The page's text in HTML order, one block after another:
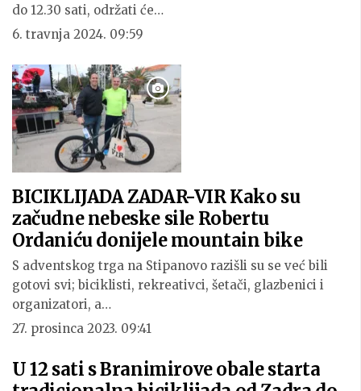
do 12.30 sati, održati će…
6. travnja 2024. 09:59
BICIKLIJADA ZADAR-VIR Kako su
začudne nebeske sile Robertu
Ordaniću donijele mountain bike
S adventskog trga na Stipanovo razišli su se već bili
gotovi svi; biciklisti, rekreativci, šetači, glazbenici i
organizatori, a…
27. prosinca 2023. 09:41
U 12 sati s Branimirove obale starta